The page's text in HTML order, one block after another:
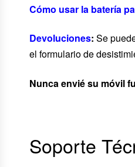
Cómo usar la batería
Devoluciones: Se
el formulario de
Nunca envié su móvil
Soporte